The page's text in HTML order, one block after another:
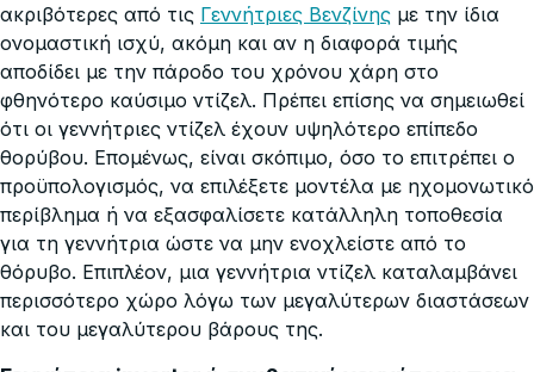
ακριβότερες από τις Γεννήτριες Βενζίνης με την ίδια
ονομαστική ισχύ, ακόμη και αν η διαφορά τιμής
αποδίδει με την πάροδο του χρόνου χάρη στο
φθηνότερο καύσιμο ντίζελ. Πρέπει επίσης να σημειωθεί
ότι οι γεννήτριες ντίζελ έχουν υψηλότερο επίπεδο
θορύβου. Επομένως, είναι σκόπιμο, όσο το επιτρέπει ο
προϋπολογισμός, να επιλέξετε μοντέλα με ηχομονωτικό
περίβλημα ή να εξασφαλίσετε κατάλληλη τοποθεσία
για τη γεννήτρια ώστε να μην ενοχλείστε από το
θόρυβο. Επιπλέον, μια γεννήτρια ντίζελ καταλαμβάνει
περισσότερο χώρο λόγω των μεγαλύτερων διαστάσεων
και του μεγαλύτερου βάρους της.